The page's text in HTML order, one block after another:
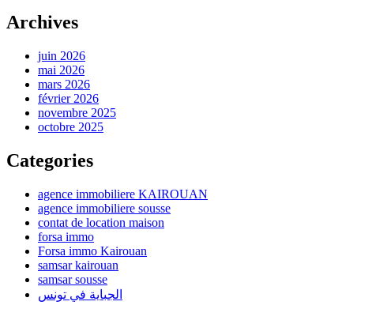
Archives
juin 2026
mai 2026
mars 2026
février 2026
novembre 2025
octobre 2025
Categories
agence immobiliere KAIROUAN
agence immobiliere sousse
contat de location maison
forsa immo
Forsa immo Kairouan
samsar kairouan
samsar sousse
الجباية في تونس